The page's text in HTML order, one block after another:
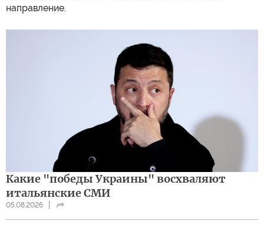
направление.
Какие "победы Украины" восхваляют
итальянские СМИ
05.08.2026